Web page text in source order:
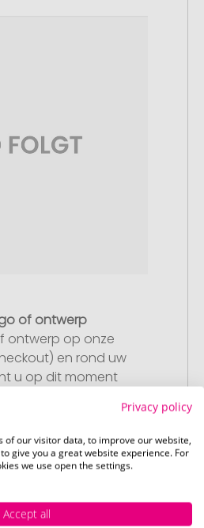
of ontwerp
ontwerp op onze
en rond uw
u op dit moment
dit later aanleveren.Privacy policy
of our visitor data, to improve our website,
give you a great website experience. For
we use open the settings.
Accept all